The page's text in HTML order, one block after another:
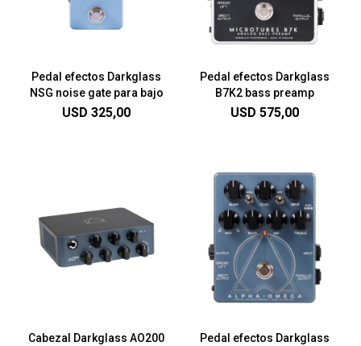
Pedal efectos Darkglass
NSG noise gate para bajo
USD 325,00
Pedal efectos Darkglass
B7K2 bass preamp
USD 575,00
Cabezal Darkglass AO200
Pedal efectos Darkglass